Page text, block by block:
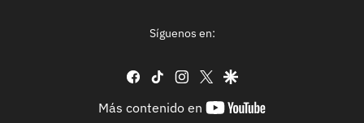
Síguenos en:
facebook
tiktok instagram
twittergoogle
Más contenido en
youtube-